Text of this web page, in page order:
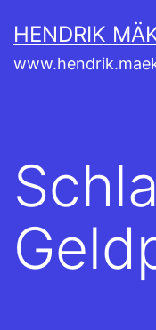
Inhalt
springen
HENDRIK